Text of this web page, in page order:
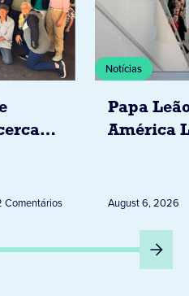
Comentários
Notícias
Papa
América
Peru
August 6, 2026